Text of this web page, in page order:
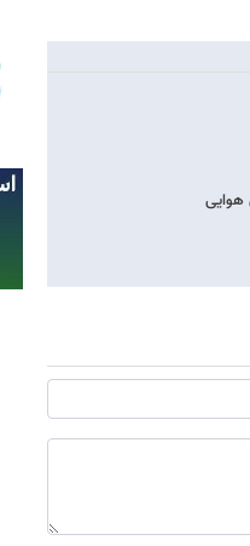
هوایی